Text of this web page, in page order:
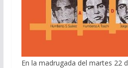
En la madrugada del martes 22